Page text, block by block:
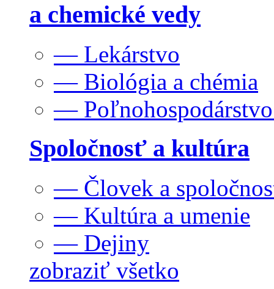
a chemické vedy
— Lekárstvo
— Biológia a chémia
—
Spoločnosť a kultúra
— Človek a
— Kultúra a umenie
— Dejiny
zobraziť všetko